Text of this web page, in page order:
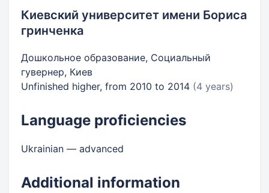
Киевский университет имени Бориса
гринченка
Дошкольное образование, Социальный
гувернер, Киев
Unfinished higher, from 2010 to 2014 (4 years)
Language proficiencies
Ukrainian — advanced
Additional information